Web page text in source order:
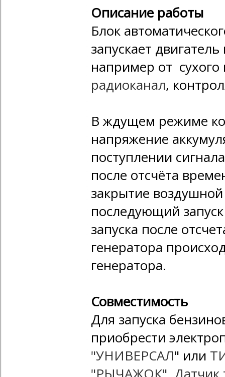
Описание работы
Блок
запускает
например от
радиоканал,
В ждущем режиме
напряжение
поступлении
после отсчёта
закрытие
последующий
запуска после
генератора
генератора.
Совместимость
Для запуска
приобрести
"УНИВЕРСАЛ" или